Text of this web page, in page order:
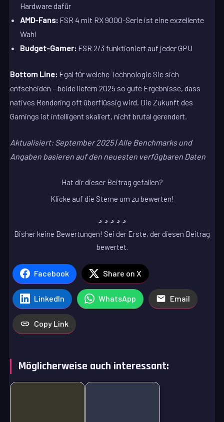
Hardware dafür
AMD-Fans: FSR 4 mit RX 9000-Serie ist eine exzellente
Wahl
Budget-Gamer: FSR 2/3 funktioniert auf jeder GPU
Bottom Line: Egal für welche Technologie Sie sich
entscheiden – beide liefern 2025 so gute Ergebnisse, dass
natives Rendering oft überflüssig wird. Die Zukunft des
Gamings ist intelligent skaliert, nicht brutal gerendert.
Aktualisiert: September 2025 | Alle Benchmarks und
Angaben basieren auf den neuesten verfügbaren Daten
Hat dir dieser Beitrag gefallen?
Klicke auf die Sterne um zu bewerten!
Bisher keine Bewertungen! Sei der Erste, der diesen Beitrag
bewertet.
Facebook Share on X
LinkedIn WhatsApp Email
Copy Link
Möglicherweise auch interessant: